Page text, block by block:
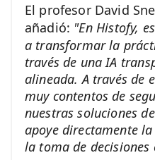
El profesor David
añadió: "En Histofy,
a transformar la
través de una IA
alineada. A través de
muy contentos de
nuestras soluciones
apoye directamente
la toma de decisiones